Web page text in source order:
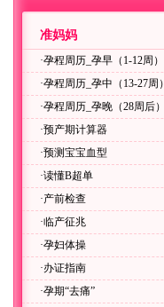
准妈妈
·孕程周历_孕早（1-12周）
·孕程周历_孕中（13-27周）
·孕程周历_孕晚（28周后）
·预产期计算器
·预测宝宝血型
·读懂B超单
·产前检查
·临产征兆
·孕妇体操
·办证指南
·孕期“去痛”